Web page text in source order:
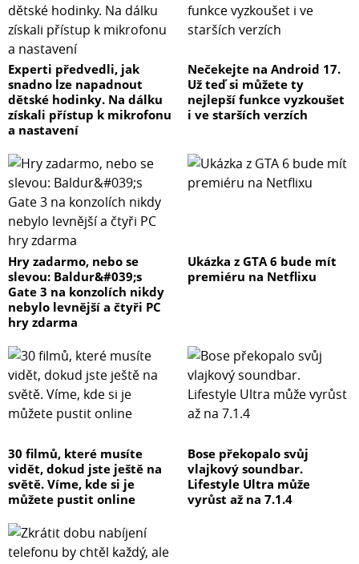
Experti předvedli, jak
snadno lze napadnout
dětské hodinky. Na dálku
získali přístup k mikrofonu
a nastavení
Nečekejte na Android 17.
Už teď si můžete ty
nejlepší funkce vyzkoušet
i ve starších verzích
Hry zadarmo, nebo se
slevou: Baldur&#039;s
Gate 3 na konzolích nikdy
nebylo levnější a čtyři PC
hry zdarma
Ukázka z GTA 6 bude mít
premiéru na Netflixu
30 filmů, které musíte
vidět, dokud jste ještě na
světě. Víme, kde si je
můžete pustit online
Bose překopalo svůj
vlajkový soundbar.
Lifestyle Ultra může
vyrůst až na 7.1.4